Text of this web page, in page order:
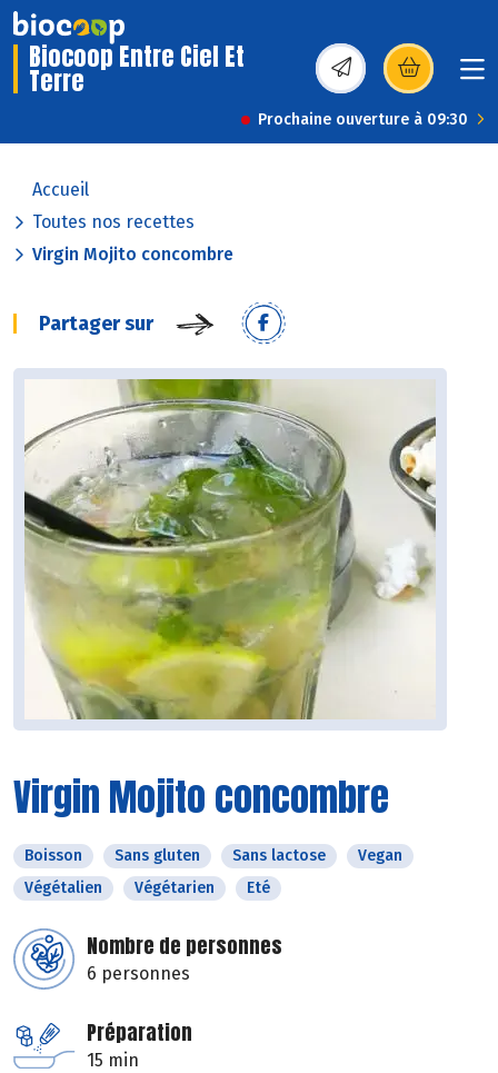
Biocoop Entre Ciel Et
Terre (s’ouvre dans une
Prochaine ouverture à 09:30
Accueil
Toutes nos recettes
Virgin Mojito concombre
Partager sur
Virgin Mojito concombre
Boisson Sans gluten Sans lactose
Vegan
Végétalien
Végétarien Eté
Nombre de personnes
6 personnes
Préparation
15 min